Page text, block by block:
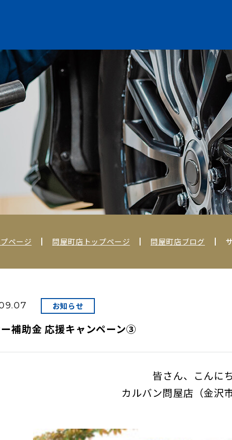
プページ 問屋町店トップページ 問屋町店ブログ
お知らせ
補助金 応援キャンペーン③
皆さん、こんに
カルバン問屋店（金沢